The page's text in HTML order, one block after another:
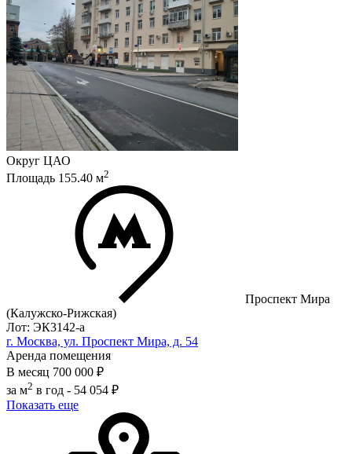
Округ ЦАО
Площадь 155.40 м2
Проспект Мира
(Калужско-Рижская)
Лот: ЭК3142-a
г. Москва, ул. Проспект Мира, д. 54
Аренда помещения
В месяц 700 000 ₽
за м2 в год - 54 054 ₽
Показать еще